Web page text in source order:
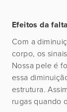
Efeitos da
Com a
corpo, os
Nossa pele é
essa
estrutura.
rugas quando